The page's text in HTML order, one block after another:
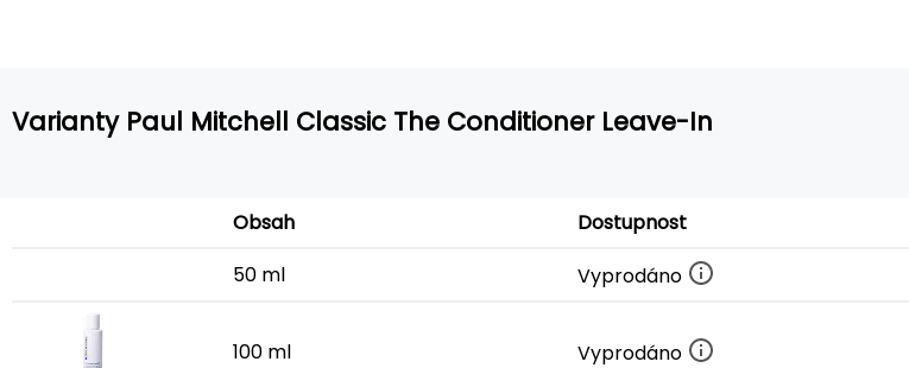
Varianty Paul Mitchell Classic The Conditioner Leave-In
Obsah Dostupnost
50 ml
Vyprodáno
100 ml Vyprodáno